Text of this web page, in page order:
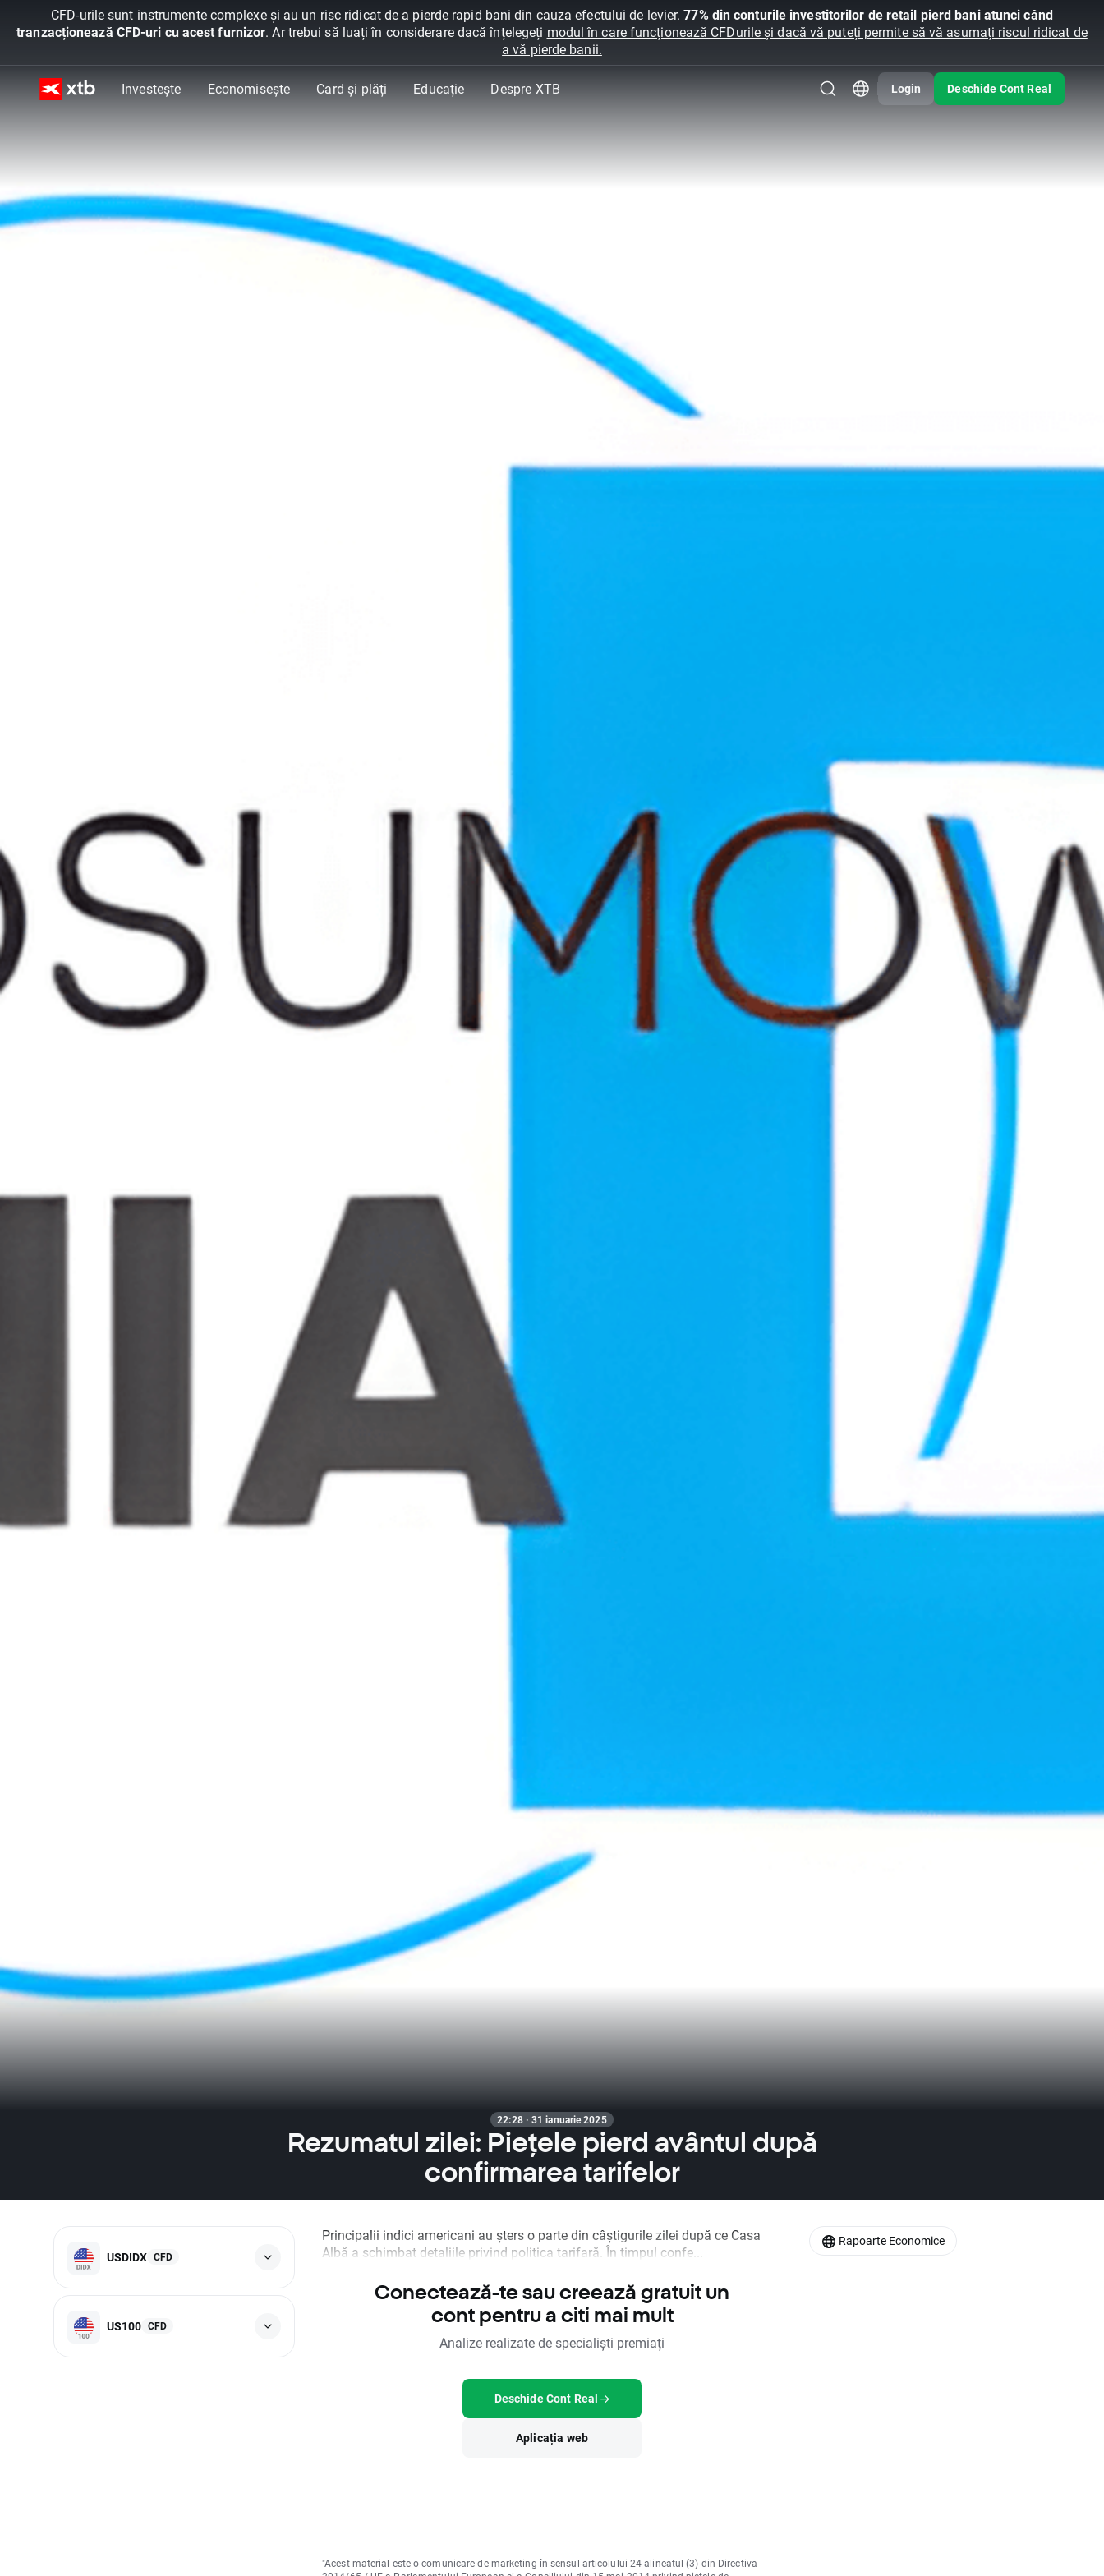
CFD-urile sunt instrumente complexe și au un risc ridicat de a pierde rapid bani din cauza efectului de levier.77% din conturile investitorilor de retail pierd bani atunci când
tranzacționează CFD-uri cu acest furnizor. Ar trebui să luați în considerare dacă înțelegeți modul în care funcționează CFDurile și dacă vă puteți permite să vă asumați riscul ridicat de
a vă pierde banii.
Investește Economisește Card și plăți Educație Despre XTB Login Deschide Cont Real
22:28 · 31 ianuarie 2025
Rezumatul zilei: Piețele pierd avântul după
confirmarea tarifelor
USDIDX CFD
US100 CFD
Principalii indici americani au șters o parte din câștigurile zilei după ce Casa
Albă a schimbat detaliile privind politica tarifară. În timpul confe...
Conectează-te sau creează gratuit un
cont pentru a citi mai mult
Analize realizate de specialiști premiați
Deschide Cont Real
Aplicația web
"Acest material este o comunicare de marketing în sensul articolului 24 alineatul (3) din Directiva
Rapoarte Economice